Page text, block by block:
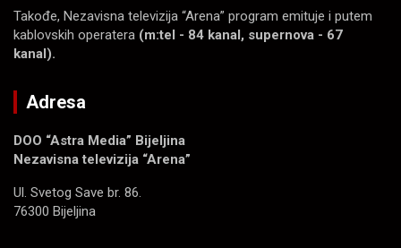
Takođe, Nezavisna televizija “Arena” program emituje i putem
kablovskih operatera (m:tel - 84 kanal, supernova - 67
kanal).
Adresa
DOO “Astra Media” Bijeljina
Nezavisna televizija “Arena”
Ul. Svetog Save br. 86.
76300 Bijeljina